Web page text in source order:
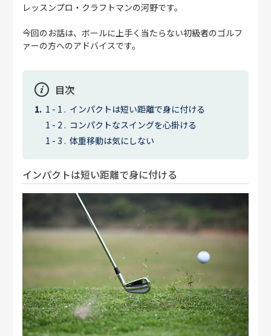
レッスンプロ・クラフトマンの河野です。
今回のお話は、ボールに上手く当たらない初級者のゴルフ
ァーの方へのアドバイスです。
目次
インパクトは短い距離で身に付ける
コンパクトなスイングを心掛ける
体重移動は気にしない
インパクトは短い距離で身に付ける